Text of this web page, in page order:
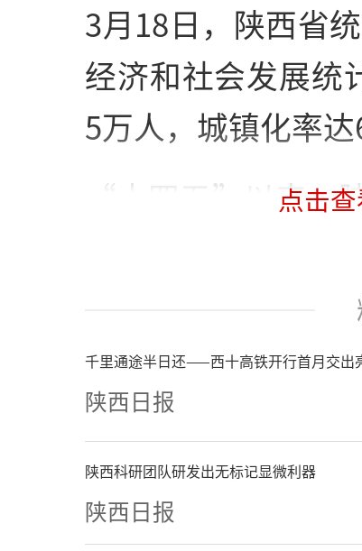
3月18日，陕西省
经济和社会发展统
5万人，城镇化率达
“十四五”以来，
推进以人为本的新
提升0.8个百分点
标。
政策体系、制度机
建设“路线图”更
域产业协同、城乡
点击
千里通途半日还——西十高铁开行首月交出
陕西日报
陕西科研团队研发出无标记显微利器
陕西日报